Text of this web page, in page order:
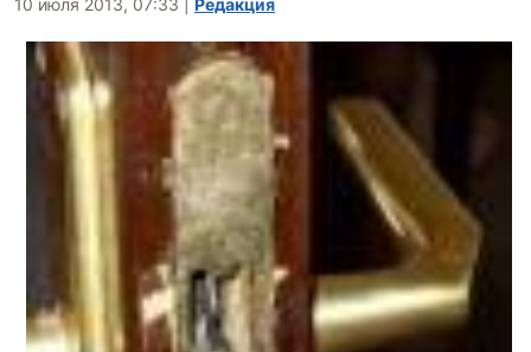
10 июля 2013, 07:33 Редакция